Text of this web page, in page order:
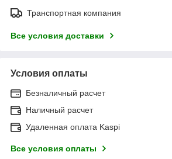
Транспортная компания
Все условия доставки
Условия оплаты
Безналичный расчет
Наличный расчет
Удаленная оплата Kaspi
Все условия оплаты